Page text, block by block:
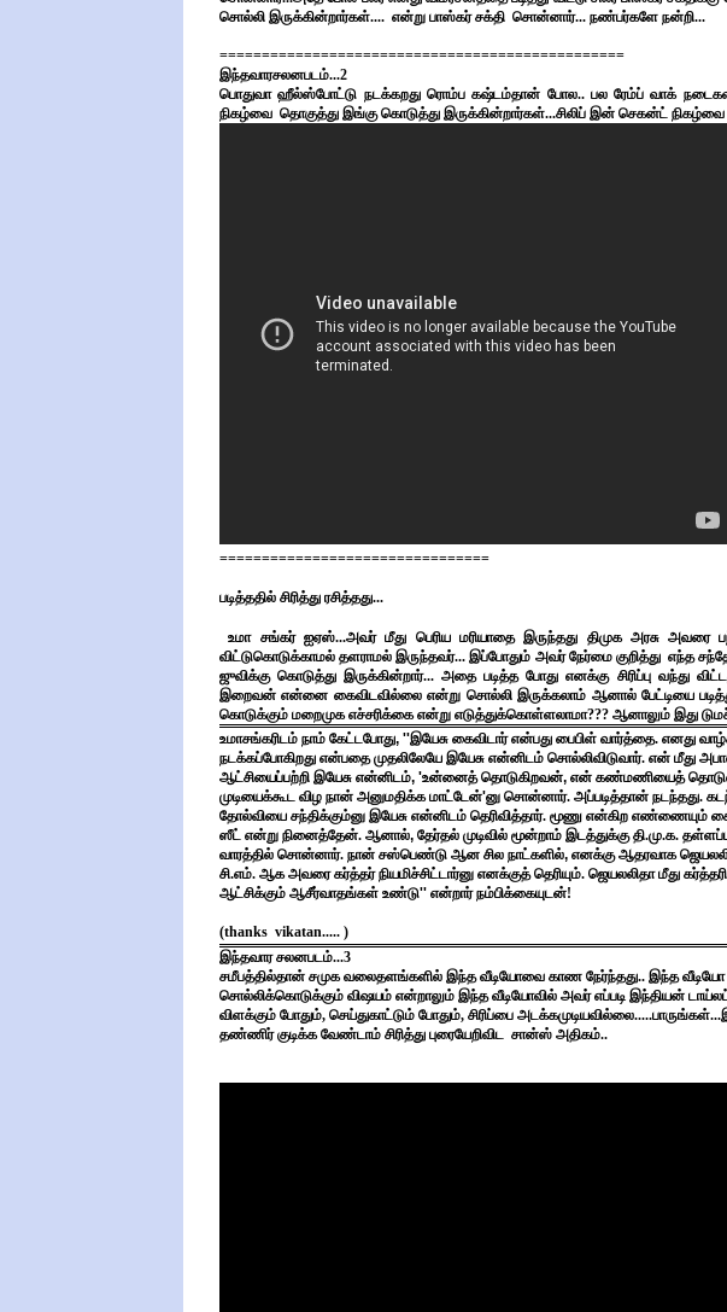
சொல்லி இருக்கின்றார்கள்.... என்று பாஸ்கர் சக்தி சொன்னார்... நண்பர்களே நன்றி...
================================================
இந்தவாரசலனபடம்...2
பொதுவா ஹீல்ஸ்போட்டு நடக்கறது ரொம்ப கஷ்டம்தான் போல.. பல ரேம்ப் வாக்
நிகழ்வை தொகுத்து இங்கு கொடுத்து இருக்கின்றார்கள்...சிலிப் இன் செகன்ட் நிகழ்வை
================================
படித்ததில் சிரித்து ரசித்தது...
உமா சங்கர் ஐஏஸ்...அவர் மீது பெரிய மரியாதை இருந்தது திமுக அரசு அவரை
விட்டுகொடுக்காமல் தளராமல் இருந்தவர்... இப்போதும் அவர் நேர்மை குறித்து எந்த
ஜுவிக்கு கொடுத்து இருக்கின்றார்... அதை படித்த போது எனக்கு சிரிப்பு வந்து
இறைவன் என்னை கைவிடவில்லை என்று சொல்லி இருக்கலாம் ஆனால் பேட்டியை படித்து
கொடுக்கும் மறைமுக எச்சரிக்கை என்று எடுத்துக்கொள்ளலாமா??? ஆனாலும் இது
உமாசங்கரிடம் நாம் கேட்டபோது, ''இயேசு கைவிடார் என்பது பைபிள் வார்த்தை. எனது
நடக்கப்போகிறது என்பதை முதலிலேயே இயேசு என்னிடம் சொல்லிவிடுவார். என் மீது
ஆட்சியைப்பற்றி இயேசு என்னிடம், 'உன்னைத் தொடுகிறவன், என் கண்மணியைத்
முடியைக்கூட விழ நான் அனுமதிக்க மாட்டேன்'னு சொன்னார். அப்படித்தான் நடந்தது.
தோல்வியை சந்திக்கும்னு இயேசு என்னிடம் தெரிவித்தார். மூணு என்கிற எண்ணையும்
ஸீட் என்று நினைத்தேன். ஆனால், தேர்தல் முடிவில் மூன்றாம் இடத்துக்கு தி.மு.க.
வாரத்தில் சொன்னார். நான் சஸ்பெண்டு ஆன சில நாட்களில், எனக்கு ஆதரவாக
சி.எம். ஆக அவரை கர்த்தர் நியமிச்சிட்டார்னு எனக்குத் தெரியும். ஜெயலலிதா மீது
ஆட்சிக்கும் ஆசீர்வாதங்கள் உண்டு'' என்றார் நம்பிக்கையுடன்!
(thanks vikatan..... )
இந்தவார சலனபடம்...3
சமீபத்தில்தான் சமுக வலைதளங்களில் இந்த வீடியோவை காண நேர்ந்தது.. இந்த வீடியோ
சொல்லிக்கொடுக்கும் விஷயம் என்றாலும் இந்த வீடியோவில் அவர் எப்படி இந்தியன்
விளக்கும் போதும், செய்துகாட்டும் போதும், சிரிப்பை
தண்ணிர் குடிக்க வேண்டாம் சிரித்து புரையேறிவிட சான்ஸ் அதிகம்..